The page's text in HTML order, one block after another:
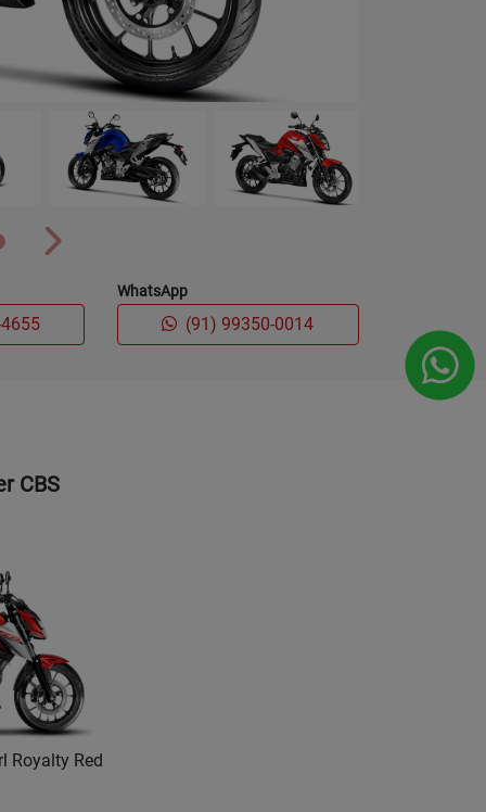
Próximo
WhatsApp
(91) 99350-0014
CBS
Royalty Red